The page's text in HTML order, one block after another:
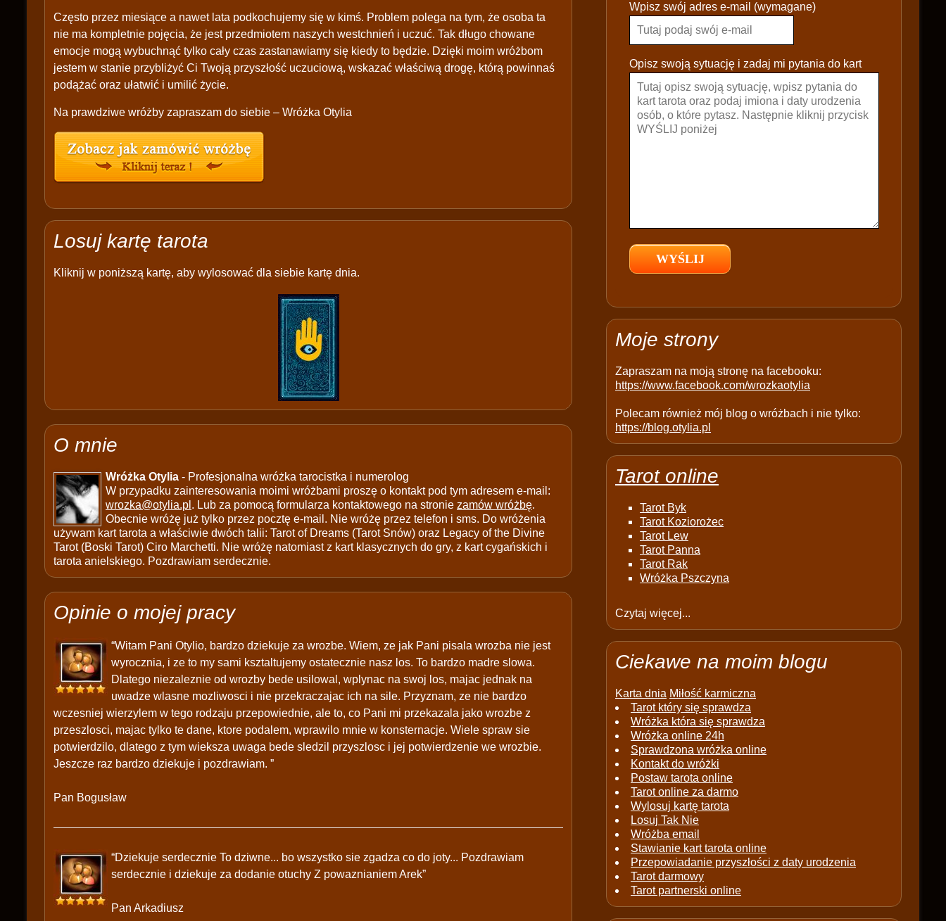
Często przez miesiące a nawet lata podkochujemy się w kimś. Problem polega na tym, że osoba ta
nie ma kompletnie pojęcia, że jest przedmiotem naszych westchnień i uczuć. Tak długo chowane
emocje mogą wybuchnąć tylko cały czas zastanawiamy się kiedy to będzie. Dzięki moim wróżbom
jestem w stanie przybliżyć Ci Twoją przyszłość uczuciową, wskazać właściwą drogę, którą powinnaś
podążać oraz ułatwić i umilić życie.
Na prawdziwe wróżby zapraszam do siebie – Wróżka Otylia
Losuj kartę tarota
Kliknij w poniższą kartę, aby wylosować dla siebie kartę dnia.
O mnie
Wróżka Otylia - Profesjonalna wróżka tarocistka i numerolog
W przypadku zainteresowania moimi wróżbami proszę o kontakt pod tym adresem e-mail:
wrozka@otylia.pl . Lub za pomocą formularza kontaktowego na stronie zamów wróżbę.
Obecnie wróżę już tylko przez pocztę e-mail. Nie wróżę przez telefon i sms. Do wróżenia
używam kart tarota a właściwie dwóch talii: Tarot of Dreams (Tarot Snów) oraz Legacy of the Divine
Tarot (Boski Tarot) Ciro Marchetti. Nie wróżę natomiast z kart klasycznych do gry, z kart cygańskich i
tarota anielskiego. Pozdrawiam serdecznie.
Opinie o mojej pracy
“Witam Pani Otylio, bardzo dziekuje za wrozbe. Wiem, ze jak Pani pisala wrozba nie jest
wyrocznia, i ze to my sami ksztaltujemy ostatecznie nasz los. To bardzo madre slowa.
Dlatego niezaleznie od wrozby bede usilowal, wplynac na swoj los, majac jednak na
uwadze wlasne mozliwosci i nie przekraczajac ich na sile. Przyznam, ze nie bardzo
wczesniej wierzylem w tego rodzaju przepowiednie, ale to, co Pani mi przekazala jako wrozbe z
przeszlosci, majac tylko te dane, ktore podalem, wprawilo mnie w konsternacje. Wiele spraw sie
potwierdzilo, dlatego z tym wieksza uwaga bede sledzil przyszlosc i jej potwierdzenie we wrozbie.
Jeszcze raz bardzo dziekuje i pozdrawiam. ”
Pan Bogusław
“Dziekuje serdecznie To dziwne... bo wszystko sie zgadza co do joty... Pozdrawiam
serdecznie i dziekuje za dodanie otuchy Z powaznianiem Arek”
Pan Arkadiusz
s
e
a
e
e
p
y
Wpisz swój adres e-mail (wymagane)
Opisz swoją sytuację i zadaj mi pytania do kart
Moje strony
Zapraszam na moją stronę na facebooku:
https://www.facebook.com/wrozkaotylia
Polecam również mój blog o wróżbach i nie tylko:
https://blog.otylia.pl
Tarot online
Tarot Byk
Tarot Koziorożec
Tarot Lew
Tarot Panna
Tarot Rak
Wróżka Pszczyna
Czytaj więcej...
Ciekawe na moim blogu
Karta dnia Miłość karmiczna
Tarot który się sprawdza
Wróżka która się sprawdza
Wróżka online 24h
Sprawdzona wróżka online
Kontakt do wróżki
Postaw tarota online
Tarot online za darmo
Wylosuj kartę tarota
Losuj Tak Nie
Wróżba email
Stawianie kart tarota online
Przepowiadanie przyszłości z daty urodzenia
Tarot darmowy
Tarot partnerski online